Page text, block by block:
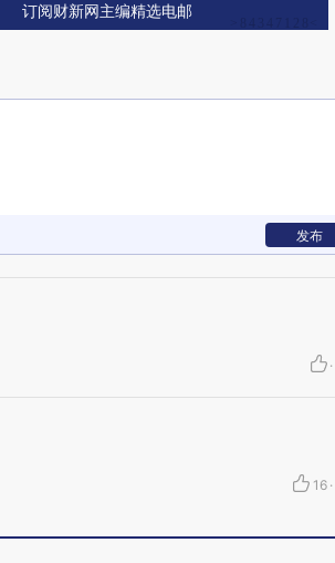
订阅财新网主编精选电邮
发布
·
16 ·